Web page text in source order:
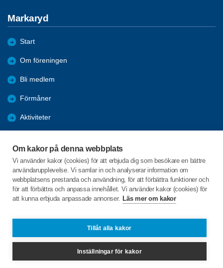
Om kakor på denna webbplats
Vi använder kakor (cookies) för att erbjuda dig som besökare en bättre
användarupplevelse. Vi samlar in och analyserar information om
webbplatsens prestanda och användning, för att förbättra funktioner och
för att förbättra och anpassa innehållet. Vi använder kakor (cookies) för
att kunna erbjuda anpassade annonser. Läs mer om kakor
Tillåt alla kakor
Inställningar för kakor
Markaryd
Start
Om föreningen
Bli medlem
Förmåner
Aktiviteter
ANSLAGSTAVLAN
Arkiv 2022-2025
C/o:Anita Lindberg
markaryd@spfseniorerna.se